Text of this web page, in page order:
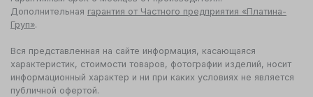
Дополнительная гарантия от Частного предприятия «Платина-
Груп».
Вся представленная на сайте информация, касающаяся
характеристик, стоимости товаров, фотографии изделий, носит
информационный характер и ни при каких условиях не является
публичной офертой.